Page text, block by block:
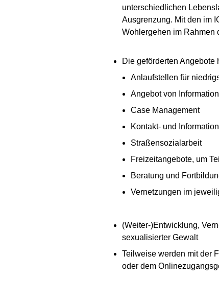
unterschiedlichen
Ausgrenzung. Mit den im
Wohlergehen im Rahmen
Die geförderten
Anlaufstellen für
Angebot von
Case Management
Kontakt- und
Straßensozialarbeit
Freizeitangebote, um
Beratung und
Vernetzungen im
(Weiter-)Entwicklung,
sexualisierter Gewalt
Teilweise werden mit der
oder dem